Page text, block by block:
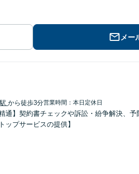
メー
から徒歩3分営業時間：本日定休日
通】契約書チェックや訴訟・紛争解決、
ップサービスの提供】